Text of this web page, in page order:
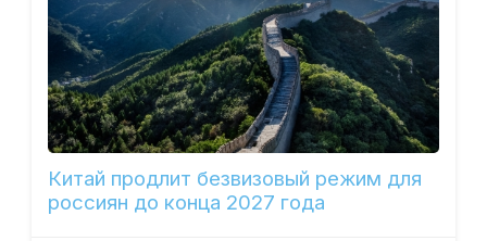
Китай продлит безвизовый режим для
россиян до конца 2027 года